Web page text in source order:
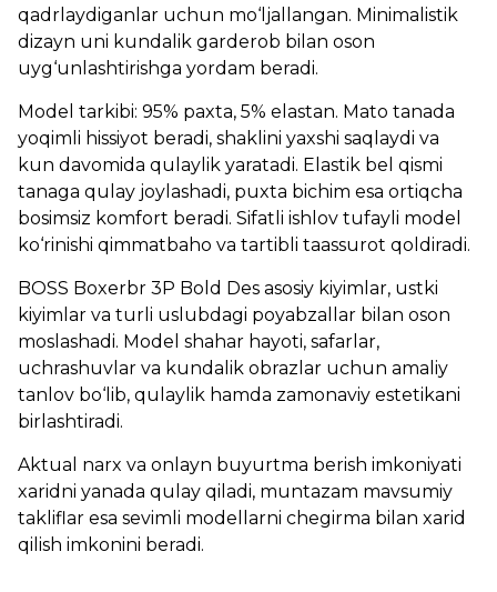
qadrlaydiganlar uchun mo‘ljallangan. Minimalistik
dizayn uni kundalik garderob bilan oson
uyg‘unlashtirishga yordam beradi.
Model tarkibi: 95% paxta, 5% elastan. Mato tanada
yoqimli hissiyot beradi, shaklini yaxshi saqlaydi va
kun davomida qulaylik yaratadi. Elastik bel qismi
tanaga qulay joylashadi, puxta bichim esa ortiqcha
bosimsiz komfort beradi. Sifatli ishlov tufayli model
ko‘rinishi qimmatbaho va tartibli taassurot qoldiradi.
BOSS Boxerbr 3P Bold Des asosiy kiyimlar, ustki
kiyimlar va turli uslubdagi poyabzallar bilan oson
moslashadi. Model shahar hayoti, safarlar,
uchrashuvlar va kundalik obrazlar uchun amaliy
tanlov bo‘lib, qulaylik hamda zamonaviy estetikani
birlashtiradi.
Aktual narx va onlayn buyurtma berish imkoniyati
xaridni yanada qulay qiladi, muntazam mavsumiy
takliflar esa sevimli modellarni chegirma bilan xarid
qilish imkonini beradi.